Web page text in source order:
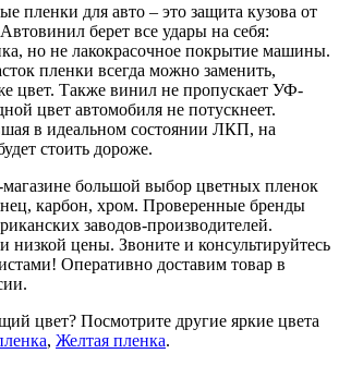
пленки для авто – это защита кузова от
берет все удары на себя:
но не лакокрасочное покрытие машины.
пленки всегда можно заменить,
цвет. Также винил не пропускает УФ-
цвет автомобиля не потускнеет.
в идеальном состоянии ЛКП, на
стоить дороже.
большой выбор цветных пленок
карбон, хром. Проверенные бренды
заводов-производителей.
низкой цены. Звоните и консультируйтесь
Оперативно доставим товар в
цвет? Посмотрите другие яркие цвета
, Желтая пленка.